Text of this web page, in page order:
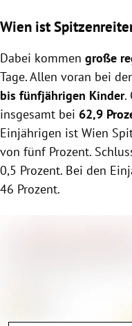
Wien ist
Dabei kommen große
Tage. Allen voran bei
bis fünfjährigen Kinder.
insgesamt bei 62,9
Einjährigen ist Wien
von fünf Prozent.
0,5 Prozent. Bei den
46 Prozent.